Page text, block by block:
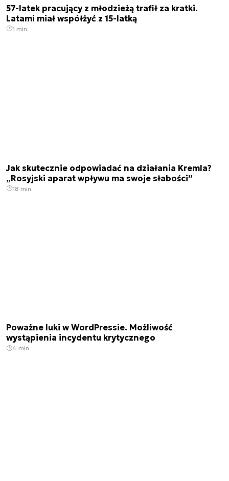
57-latek pracujący z młodzieżą trafił za kratki.
Latami miał współżyć z 15-latką
1 min.
Jak skutecznie odpowiadać na działania Kremla?
„Rosyjski aparat wpływu ma swoje słabości”
18 min.
Poważne luki w WordPressie. Możliwość
wystąpienia incydentu krytycznego
4 min.